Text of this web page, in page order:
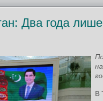
Два года
В